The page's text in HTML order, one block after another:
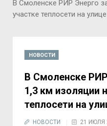
В Смоленске РИР Энерго
участке теплосети на
НОВОСТИ
В Смоленске
1,3 км изоляции
теплосети на
НОВОСТИ 21 ИЮЛЯ